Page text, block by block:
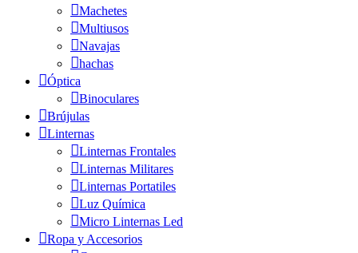
Machetes
Multiusos
Navajas
hachas
Óptica
Binoculares
Brújulas
Linternas
Linternas Frontales
Linternas Militares
Linternas Portatiles
Luz Química
Micro Linternas Led
Ropa y Accesorios